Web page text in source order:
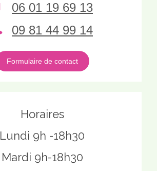
06 01 19 69 13
09 81 44 99 14
Formulaire de contact
Horaires
Lundi 9h -18h30
Mardi 9h-18h30